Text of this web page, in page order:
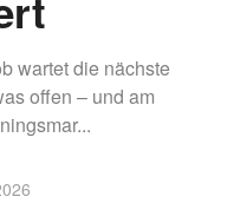
wartet die nächste
offen – und am